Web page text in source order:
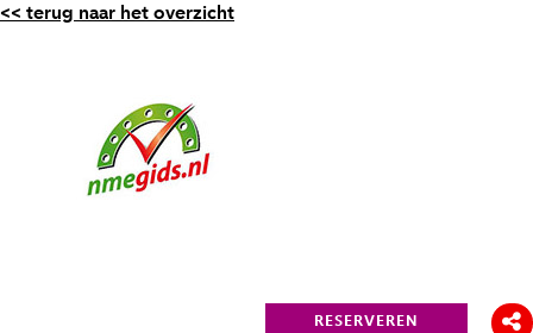
<< terug naar het overzicht
RESERVEREN